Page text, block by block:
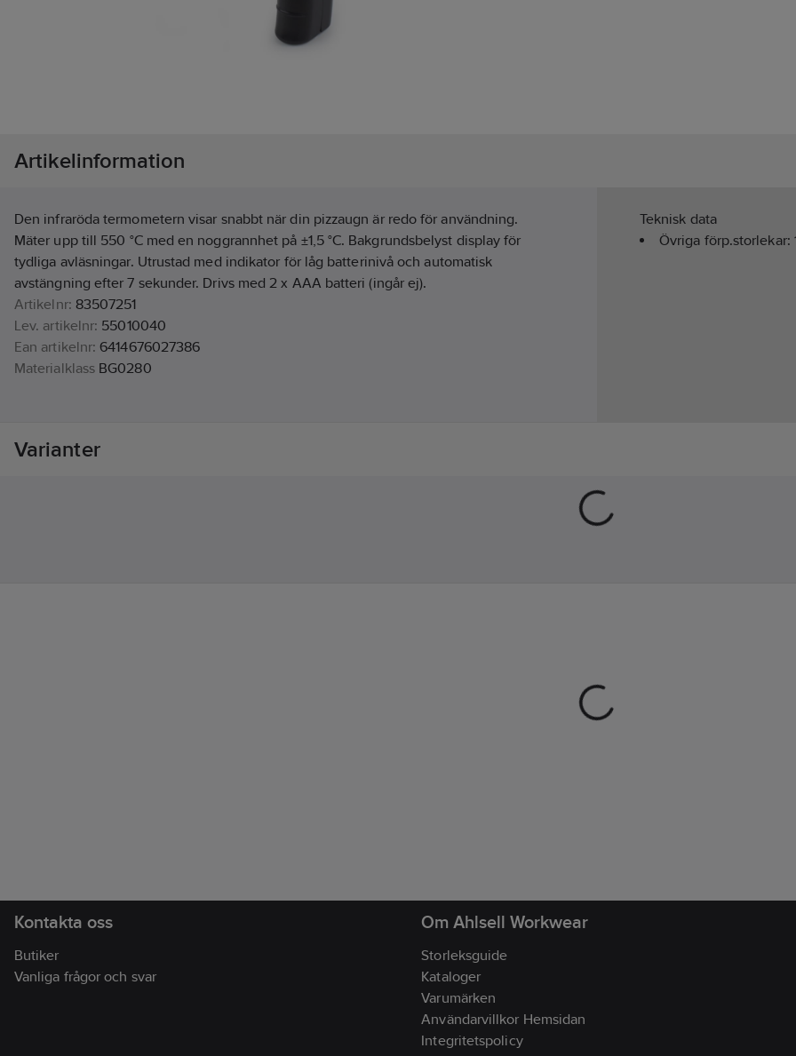
Artikelinformation
Den infraröda termometern visar snabbt när din pizzaugn är redo för användning.
Mäter upp till 550 °C med en noggrannhet på ±1,5 °C. Bakgrundsbelyst display för
tydliga avläsningar. Utrustad med indikator för låg batterinivå och automatisk
avstängning efter 7 sekunder. Drivs med 2 x AAA batteri (ingår ej).
Artikelnr: 83507251
Lev. artikelnr: 55010040
Ean artikelnr: 6414676027386
Materialklass BG0280
Teknisk data
Övriga förp.storlekar:
Varianter
Kontakta oss
Butiker
Vanliga frågor och svar
Om Ahlsell Workwear
Storleksguide
Kataloger
Varumärken
Användarvillkor Hemsidan
Integritetspolicy